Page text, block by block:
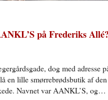
på Frederiks
dog med adresse
en lille smørrebrødsbutik af den
Navnet var AANKL’S, og